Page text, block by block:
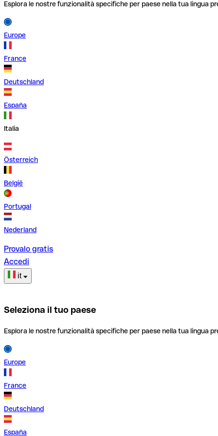
Esplora le nostre funzionalità specifiche per paese nella tua lingua
Europe
France
Deutschland
España
Italia
Österreich
België
Portugal
Nederland
Provalo gratis
Accedi
it
Seleziona il tuo paese
Esplora le nostre funzionalità specifiche per paese nella tua lingua
Europe
France
Deutschland
España